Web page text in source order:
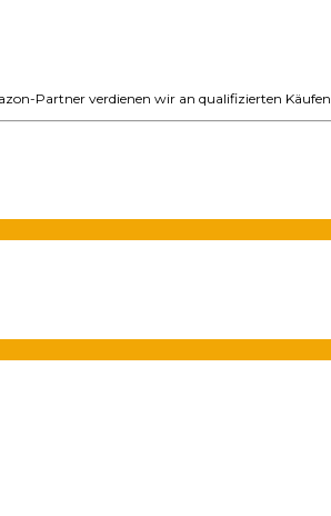
Partner verdienen wir an qualifizierten Käufen